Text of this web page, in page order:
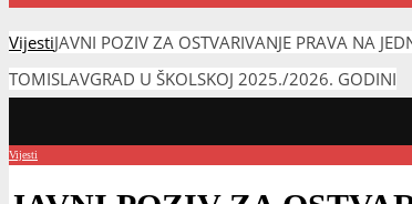
VijestiJAVNI POZIV ZA OSTVARIVANJE PRAVA NA
TOMISLAVGRAD U ŠKOLSKOJ 2025./2026. GODINI
Vijesti